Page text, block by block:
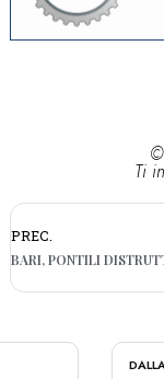
©
Ti
PREC.